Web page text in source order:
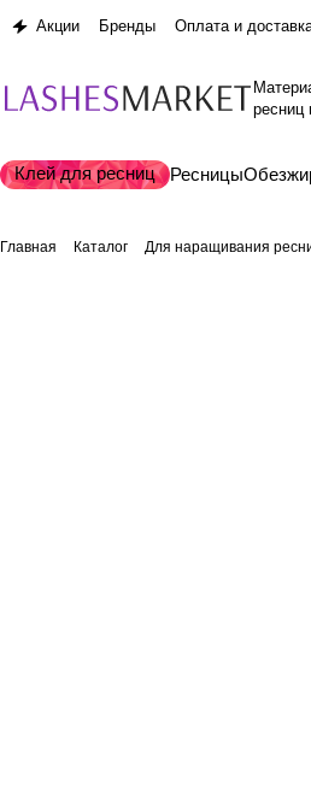
Акции Бренды Оплата и
ресниц
Клей для ресниц Ресницы
Главная Каталог Для наращивания